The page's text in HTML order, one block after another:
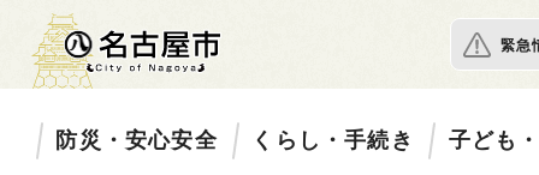
緊急
防災・安心安全 くらし・手続き 子ども